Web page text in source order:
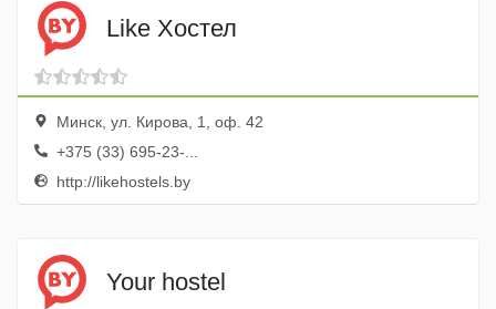
Like Хостел
Минск, ул. Кирова, 1, оф. 42
+375 (33) 695-23-...
http://likehostels.by
Your hostel